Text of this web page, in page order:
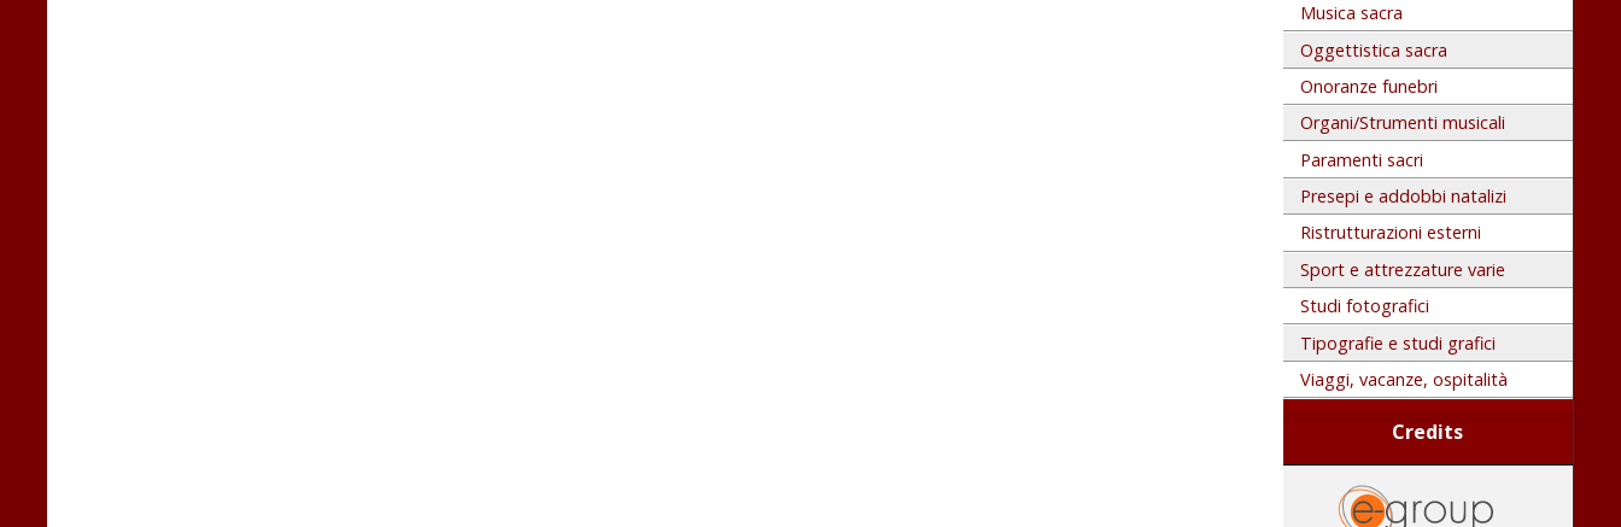
Musica sacra
Oggettistica sacra
Onoranze funebri
Organi/Strumenti musicali
Paramenti sacri
Presepi e addobbi natalizi
Ristrutturazioni esterni
Sport e attrezzature varie
Studi fotografici
Tipografie e studi grafici
Viaggi, vacanze, ospitalità
Credits